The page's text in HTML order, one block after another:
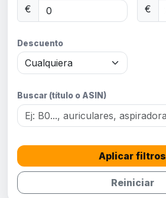
€ €
Descuento
Buscar (título o ASIN)
Aplicar filtros
Reiniciar